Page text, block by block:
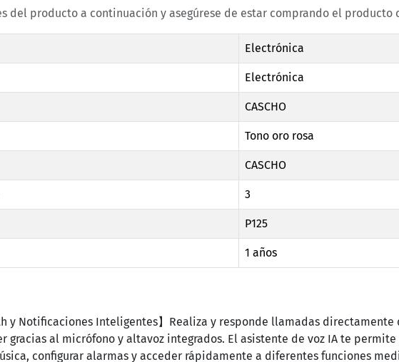
del producto a continuación y asegúrese de estar comprando el producto
Electrónica
Electrónica
CASCHO
Tono oro rosa
CASCHO
3
P125
1 años
y Notificaciones Inteligentes】Realiza y responde llamadas directamente
gracias al micrófono y altavoz integrados. El asistente de voz IA te
configurar alarmas y acceder rápidamente a diferentes funciones